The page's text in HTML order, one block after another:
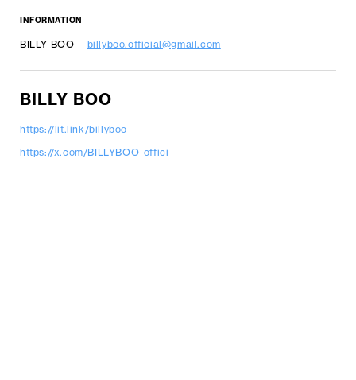
INFORMATION
BILLY BOO billyboo.official@gmail.com
BILLY BOO
https://lit.link/billyboo
https://x.com/BILLYBOO_offici